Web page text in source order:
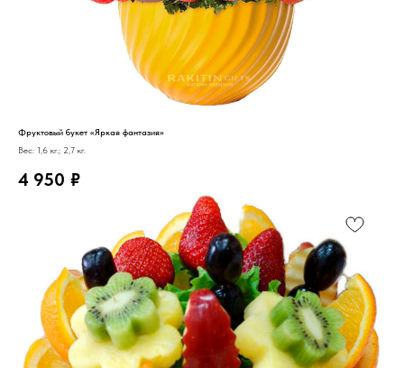
Фруктовый букет «Яркая фантазия»
Вес: 1,6 кг.; 2,7 кг.
4 950 ₽